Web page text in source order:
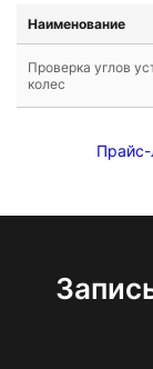
Наименование
Проверка углов
колес
Прайс-